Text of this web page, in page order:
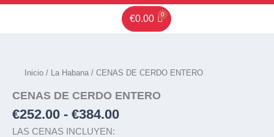
Ir
€0.00
Inicio / La Habana / CENAS DE CERDO ENTERO
CENAS DE CERDO ENTERO
€252.00 - €384.00
precios:
€252.00
hasta
LAS CENAS INCLUYEN:
ENTERO